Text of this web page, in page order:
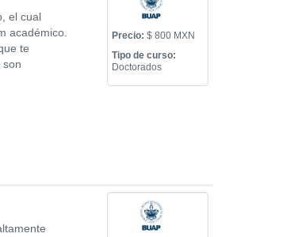
el cual
académico.
te
son
Precio: $ 800 MXN
Tipo de curso:
Doctorados